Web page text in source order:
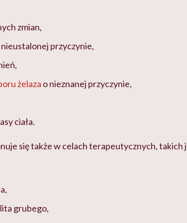
zmian,
przyczynie,
żelaza o nieznanej przyczynie,
ciała.
się także w celach terapeutycznych, takich
grubego,